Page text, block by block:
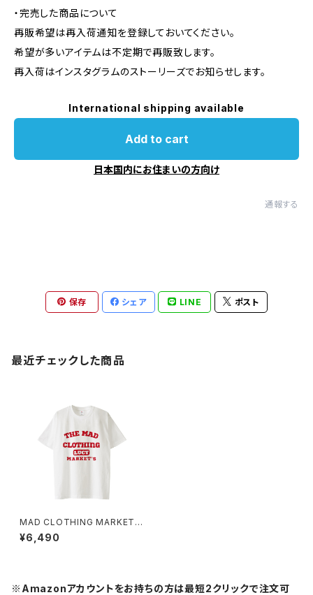
・完売した商品について
再販希望は再入荷通知を登録しておいてください。
希望が多いアイテムは不定期で再販致します。
再入荷はインスタグラムのストーリーズでお知らせします。
International shipping available
Add to cart
日本国内にお住まいの方向け
通報する
保存 シェア LINE ポスト
最近チェックした商品
MAD CLOTHING MARKETS
Tシャツ_Red Medicine 1014
-230221207
¥6,490
※Amazonアカウントをお持ちの方は最短2クリックで注文可